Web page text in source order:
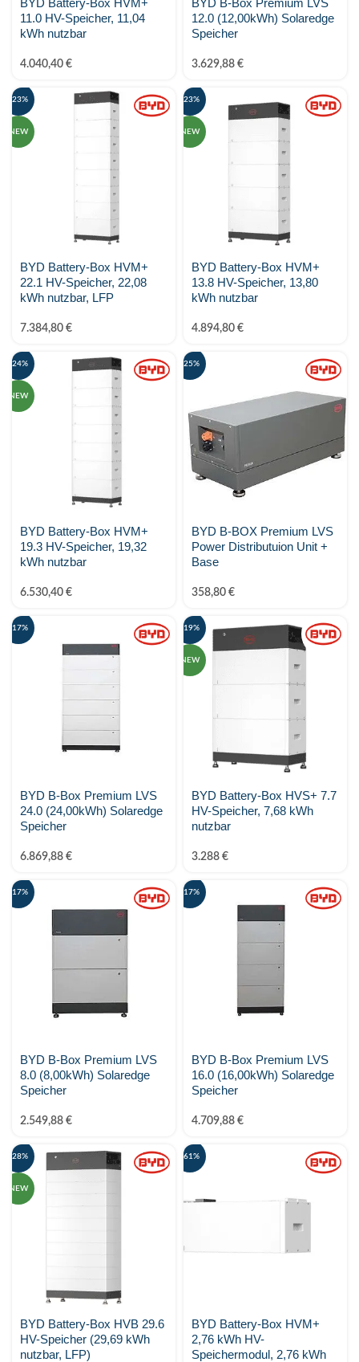
BYD Battery-Box HVM+
11.0 HV-Speicher, 11,04
kWh nutzbar
4.040,40 €
BYD B-Box Premium LVS
12.0 (12,00kWh) Solaredge
Speicher
3.629,88 €
-23%
NEW
BYD Battery-Box HVM+
22.1 HV-Speicher, 22,08
kWh nutzbar, LFP
7.384,80 €
-23%
NEW
BYD Battery-Box HVM+
13.8 HV-Speicher, 13,80
kWh nutzbar
4.894,80 €
-24%
NEW
BYD Battery-Box HVM+
19.3 HV-Speicher, 19,32
kWh nutzbar
6.530,40 €
-25%
BYD B-BOX Premium LVS
Power Distributuion Unit +
Base
358,80 €
-17%
BYD B-Box Premium LVS
24.0 (24,00kWh) Solaredge
Speicher
6.869,88 €
-19%
NEW
BYD Battery-Box HVS+ 7.7
HV-Speicher, 7,68 kWh
nutzbar
3.288 €
-17%
BYD B-Box Premium LVS
8.0 (8,00kWh) Solaredge
Speicher
2.549,88 €
-17%
BYD B-Box Premium LVS
16.0 (16,00kWh) Solaredge
Speicher
4.709,88 €
-28%
NEW
BYD Battery-Box HVB 29.6
HV-Speicher (29,69 kWh
nutzbar, LFP)
-61%
BYD Battery-Box HVM+
2,76 kWh HV-
Speichermodul, 2,76 kWh